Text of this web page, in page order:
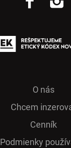
O nás
Chcem
Cenník
Podmienky